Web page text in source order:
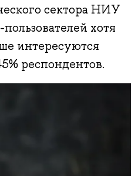
сектора НИУ
хотя
интересуются
респондентов.